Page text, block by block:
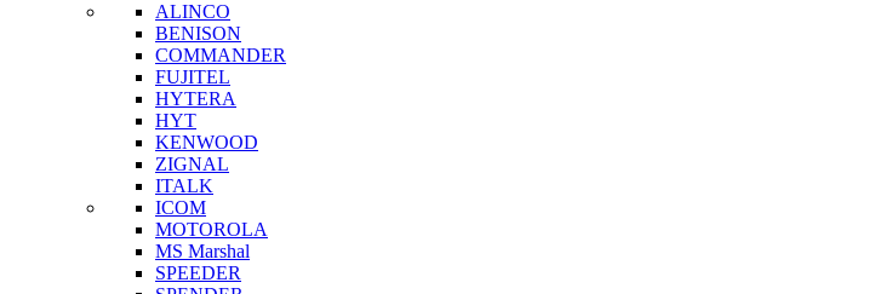
ALINCO
BENISON
COMMANDER
FUJITEL
HYTERA
HYT
KENWOOD
ZIGNAL
ITALK
ICOM
MOTOROLA
MS Marshal
SPEEDER